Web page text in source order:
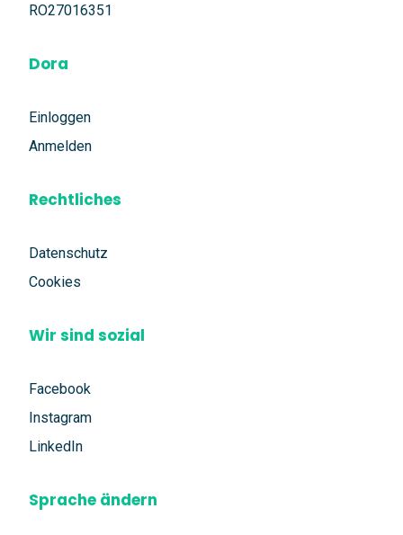
RO27016351
Dora
Einloggen
Anmelden
Rechtliches
Datenschutz
Cookies
Wir sind sozial
Facebook
Instagram
LinkedIn
Sprache ändern